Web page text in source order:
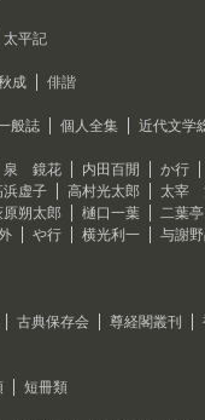
太平記
成
俳諧
般誌 個人全集
近代文学
泉 鏡花 内田百閒
か行
浜虚子 高村光太郎
太宰
原朔太郎 樋口一葉
二葉
や行 横光利一
与謝
古典保存会 尊経閣叢刊
短冊類